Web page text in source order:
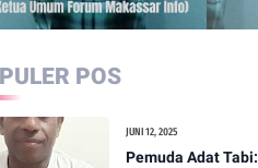
POS
JUNI 12, 2025
Pemuda Adat Tabi: